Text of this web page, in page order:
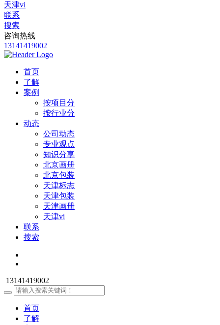
天津vi
联系
搜索
咨询热线
13141419002
首页
了解
案例
按项目分
按行业分
动态
公司动态
专业观点
知识分享
北京画册
北京包装
天津标志
天津包装
天津画册
天津vi
联系
搜索
13141419002
首页
了解